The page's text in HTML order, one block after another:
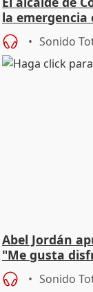
la
Sonido
Abel Jordán
"Me gusta
Sonido